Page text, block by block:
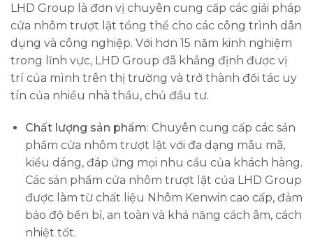
LHD Group là đơn vị chuyên cung cấp các giải pháp
cửa nhôm trượt lật tổng thể cho các công trình dân
dụng và công nghiệp. Với hơn 15 năm kinh nghiệm
trong lĩnh vực, LHD Group đã khẳng định được vị
trí của mình trên thị trường và trở thành đối tác uy
tín của nhiều nhà thầu, chủ đầu tư.
Chất lượng sản phẩm: Chuyên cung cấp các sản
phẩm cửa nhôm trượt lật với đa dạng mẫu mã,
kiểu dáng, đáp ứng mọi nhu cầu của khách hàng.
Các sản phẩm cửa nhôm trượt lật của LHD Group
được làm từ chất liệu Nhôm Kenwin cao cấp, đảm
bảo độ bền bỉ, an toàn và khả năng cách âm, cách
nhiệt tốt.